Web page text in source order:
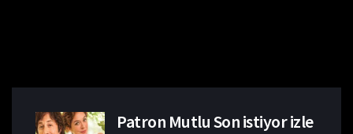
Patron Mutlu Son istiyor izle